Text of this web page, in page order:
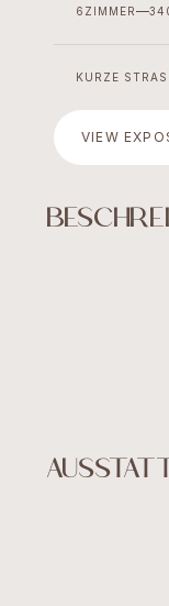
6 ZIMMER
KURZE
VIEW